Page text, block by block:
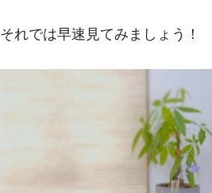
それでは早速見てみましょう！